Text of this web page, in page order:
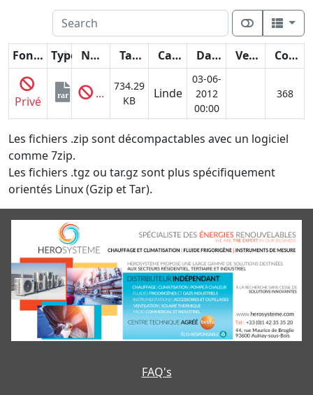
Fonctions Type Nom Taille Catégorie Date Version Compteur
Privé rar ...
734.29
KB
Linde
03-06-
2012
00:00
368
Les fichiers .zip sont décompactables avec un logiciel
comme 7zip.
Les fichiers .tgz ou tar.gz sont plus spécifiquement
orientés Linux (Gzip et Tar).
FAQ's